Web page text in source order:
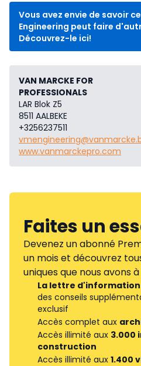
Vous avez envie de savoir
Engineering peut faire
Découvrez-le ici!
VAN MARCKE FOR
PROFESSIONALS
LAR Blok Z5
8511 AALBEKE
+3256237511
www.vanmarckepro.com
Faites un
Devenez un abonné
un mois et découvrez
uniques que nous avons
La lettre
des conseils
exclusif
Accès complet aux
Accès illimité aux 3.000
construction
Accès illimité aux 1.400